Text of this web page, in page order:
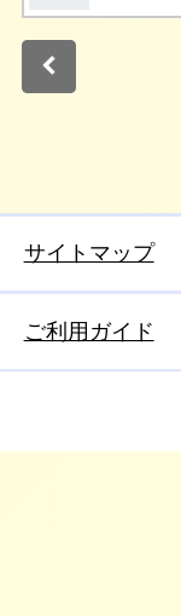
サイトマップ
ご利用ガイド